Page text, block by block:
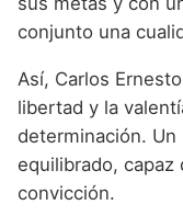
conjunto una
Así, Carlos
libertad y la
determinación.
equilibrado, capaz
convicción.